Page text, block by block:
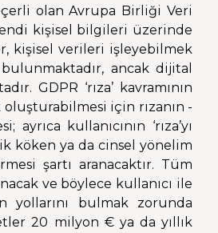
olan Avrupa Birliği Veri
kişisel bilgileri üzerinde
kişisel verileri işleyebilmek
ancak dijital
GDPR ‘rıza’ kavramının
için rızanın -
kullanıcının ‘rıza’yı
köken ya da cinsel yönelim
şartı aranacaktır. Tüm
ve böylece kullanıcı ile
yollarını bulmak zorunda
20 milyon € ya da yıllık